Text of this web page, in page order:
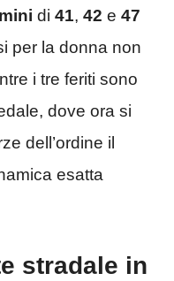
di 41, 42 e 47
per la donna non
i tre feriti sono
dove ora si
dell’ordine il
esatta
stradale in